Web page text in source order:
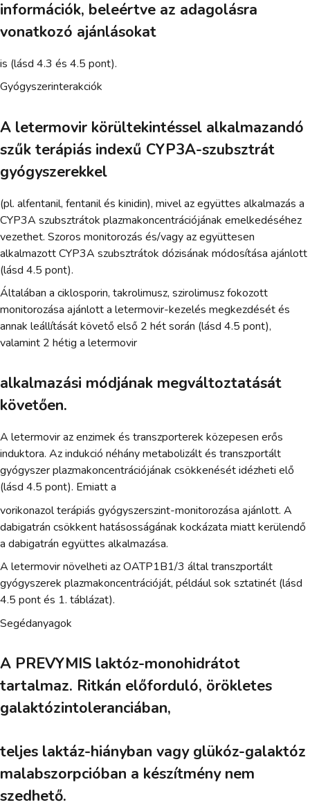
információk, beleértve az adagolásra
vonatkozó ajánlásokat
is (lásd 4.3 és 4.5 pont).
Gyógyszerinterakciók
A letermovir körültekintéssel alkalmazandó
szűk terápiás indexű CYP3A-szubsztrát
gyógyszerekkel
(pl. alfentanil, fentanil és kinidin), mivel az együttes alkalmazás a
CYP3A szubsztrátok plazmakoncentrációjának emelkedéséhez
vezethet. Szoros monitorozás és/vagy az együttesen
alkalmazott CYP3A szubsztrátok dózisának módosítása ajánlott
(lásd 4.5 pont).
Általában a ciklosporin, takrolimusz, szirolimusz fokozott
monitorozása ajánlott a letermovir-kezelés megkezdését és
annak leállítását követő első 2 hét során (lásd 4.5 pont),
valamint 2 hétig a letermovir
alkalmazási módjának megváltoztatását
követően.
A letermovir az enzimek és transzporterek közepesen erős
induktora. Az indukció néhány metabolizált és transzportált
gyógyszer plazmakoncentrációjának csökkenését idézheti elő
(lásd 4.5 pont). Emiatt a
vorikonazol terápiás gyógyszerszint-monitorozása ajánlott. A
dabigatrán csökkent hatásosságának kockázata miatt kerülendő
a dabigatrán együttes alkalmazása.
A letermovir növelheti az OATP1B1/3 által transzportált
gyógyszerek plazmakoncentrációját, például sok sztatinét (lásd
4.5 pont és 1. táblázat).
Segédanyagok
A PREVYMIS laktóz-monohidrátot
tartalmaz. Ritkán előforduló, örökletes
galaktózintoleranciában,
teljes laktáz-hiányban vagy glükóz-galaktóz
malabszorpcióban a készítmény nem
szedhető.